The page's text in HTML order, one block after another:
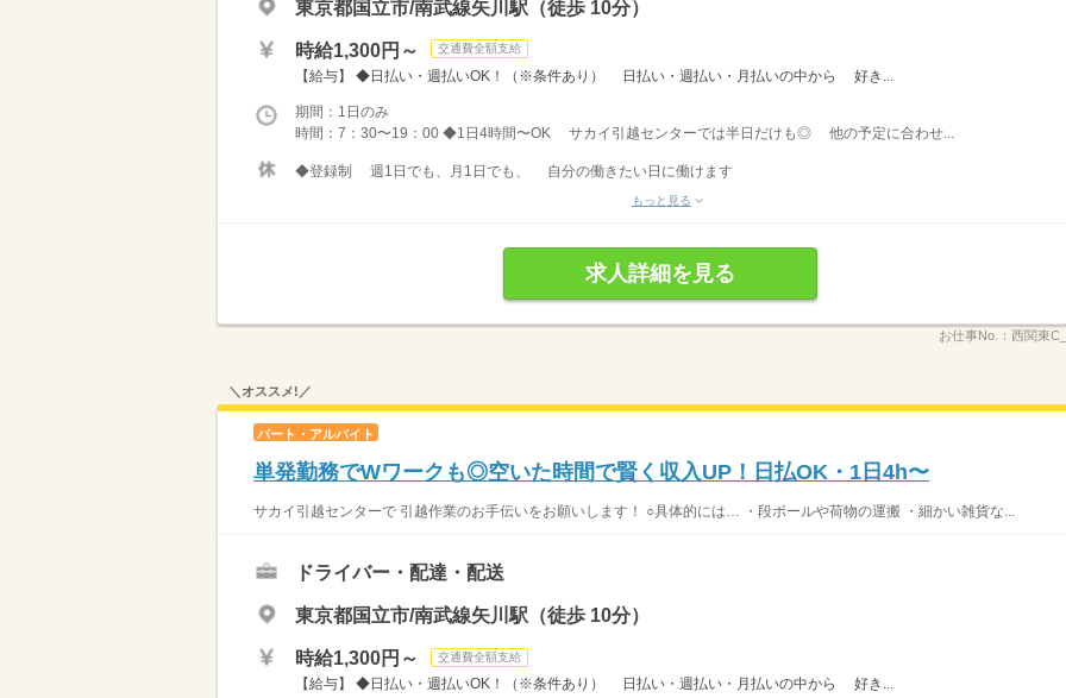
東京都国立市/南武線矢川駅（徒歩 10分）
時給1,300円～ 交通費全額支給
【給与】 ◆日払い・週払いOK！（※条件あり） 日払い・週払い・月払いの中から 好き...
期間：1日のみ
時間：7：30〜19：00 ◆1日4時間〜OK サカイ引越センターでは半日だけも◎ 他の予定に合わせ...
◆登録制 週1日でも、月1日でも、 自分の働きたい日に働けます
もっと見る
求人詳細を見る
お仕事No.： 西関東
＼オススメ!／
パート・アルバイト
単発勤務でWワークも◎空いた時間で賢く収入UP！日払OK・1日4h〜
サカイ引越センターで 引越作業のお手伝いをお願いします！ ○具体的には… ・段ボールや荷物の運搬 ・細かい雑貨な...
ドライバー・配達・配送
東京都国立市/南武線矢川駅（徒歩 10分）
時給1,300円～ 交通費全額支給
【給与】 ◆日払い・週払いOK！（※条件あり） 日払い・週払い・月払いの中から 好き...